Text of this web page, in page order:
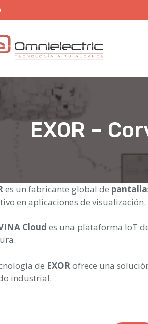
EXOR –
es un fabricante global de
en aplicaciones de visualización.
Cloud es una plataforma IoT
de EXORofrece una
industrial.